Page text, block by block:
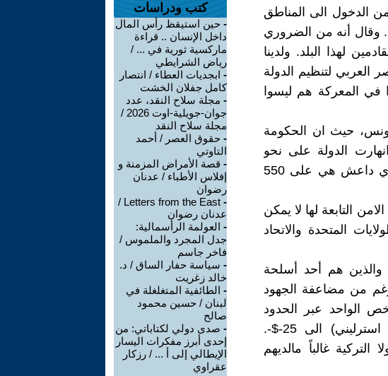
الدخول الى المناطق
‏وقال أنه من الضروري
لهذا البلد. ولدينا
لتنظيم الدولة
في المعركة هم ليسوا
حيث ان الحكومة
الدولة على نحو
فعال، والحدود الدولية الوحيدة التي يمكن أن توقف مجندي ‏داعش هي على 550
التابعة لها لا يمكن
المتحدة والاتحاد
والذين هم أحد أسلحة
من مضاعفة الجهود
‏الواحد عبر الحدود
التركية السورية وبحسب ما ورد من 20-$- (12 جنيه استرليني) الى 25-$-.
التركية غالباً مالديهم
كتب ودراسات
- حين استيقظ رأس المال
داخل الإنسان .. قراءة
ماركسية ثورية في ... /
رياض الشرايطي
- ابجديات العطاء / انتصار
كامل جفلان الخشت
- مجلة سلاح النقد، عدد
جوان-جويلية-اوت 2026 /
مجلة سلاح النقد
- حقوق العصر / أحمد
التاوتي
- قصة الأمراض المزمنة و
إفلاس الأطباء / عدنان
رضوان
-
Letters from the East /
عدنان رضوان
- العولمة الرأسمالية:
جدل المجرد والملموس /
فاخر جاسم
- سياسة حفار الساق / د.
خالد زغريت
- الطائفية المتغلغلة في
لبنان / حسين محمود
صالح
- صدى دولي لكتاباتي: من
إحدى أبرز مفكرات اليسار
الإيطالي إلى أ ... / رزكار
عقراوي